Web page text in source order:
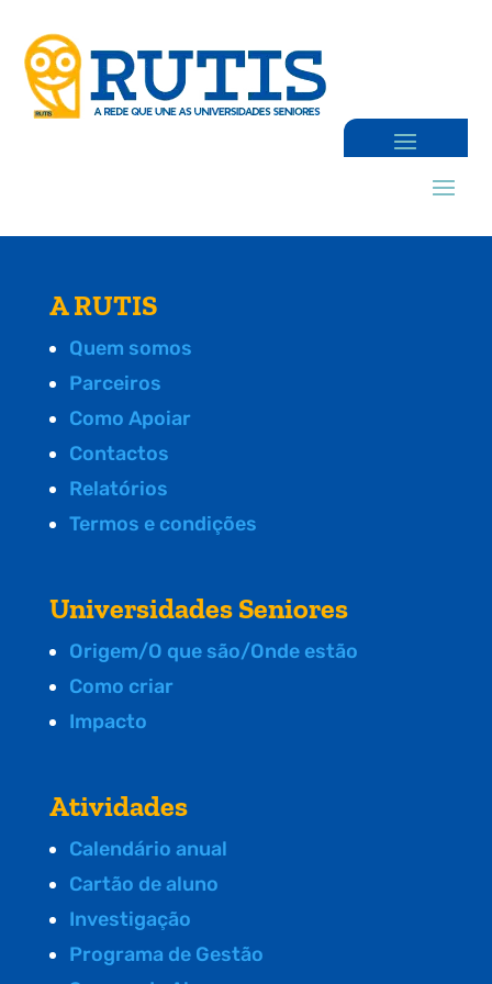
A RUTIS
Quem somos
Parceiros
Como Apoiar
Contactos
Relatórios
Termos e condições
Universidades Seniores
Origem/O que são/Onde estão
Como criar
Impacto
Atividades
Calendário anual
Cartão de aluno
Investigação
Programa de Gestão